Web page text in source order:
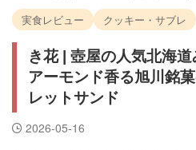
実食レビュー
クッキー・サブレ
き花 | 壺屋の人気北海
アーモンド香る旭川銘
レットサンド
2026-05-16